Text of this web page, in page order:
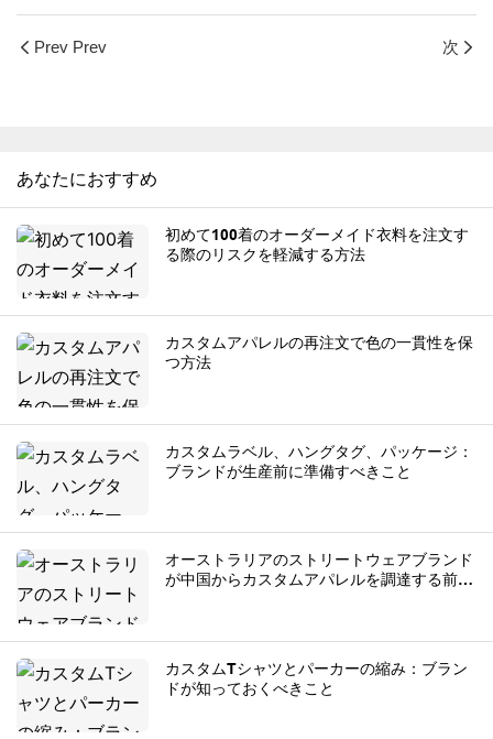
Prev Prev 次
あなたにおすすめ
初めて100着のオーダーメイド衣料を注文す
る際のリスクを軽減する方法
カスタムアパレルの再注文で色の一貫性を保
つ方法
カスタムラベル、ハングタグ、パッケージ：
ブランドが生産前に準備すべきこと
オーストラリアのストリートウェアブランド
が中国からカスタムアパレルを調達する前に
カスタムTシャツとパーカーの縮み：ブラン
ドが知っておくべきこと